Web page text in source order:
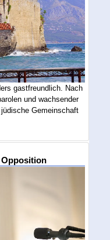
gastfreundlich. Nach
und wachsender
Gemeinschaft
Opposition